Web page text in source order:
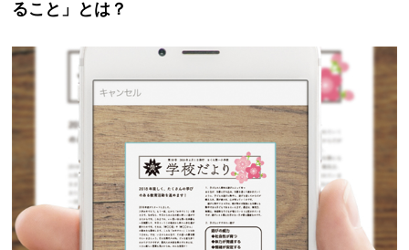
ること」とは？